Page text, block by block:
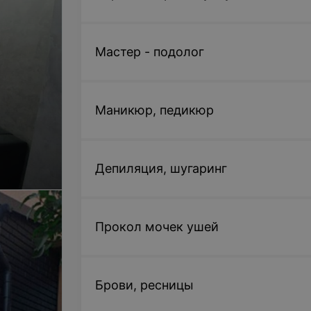
Мастер - подолог
Маникюр, педикюр
Депиляция, шугаринг
Прокол мочек ушей
Брови, ресницы